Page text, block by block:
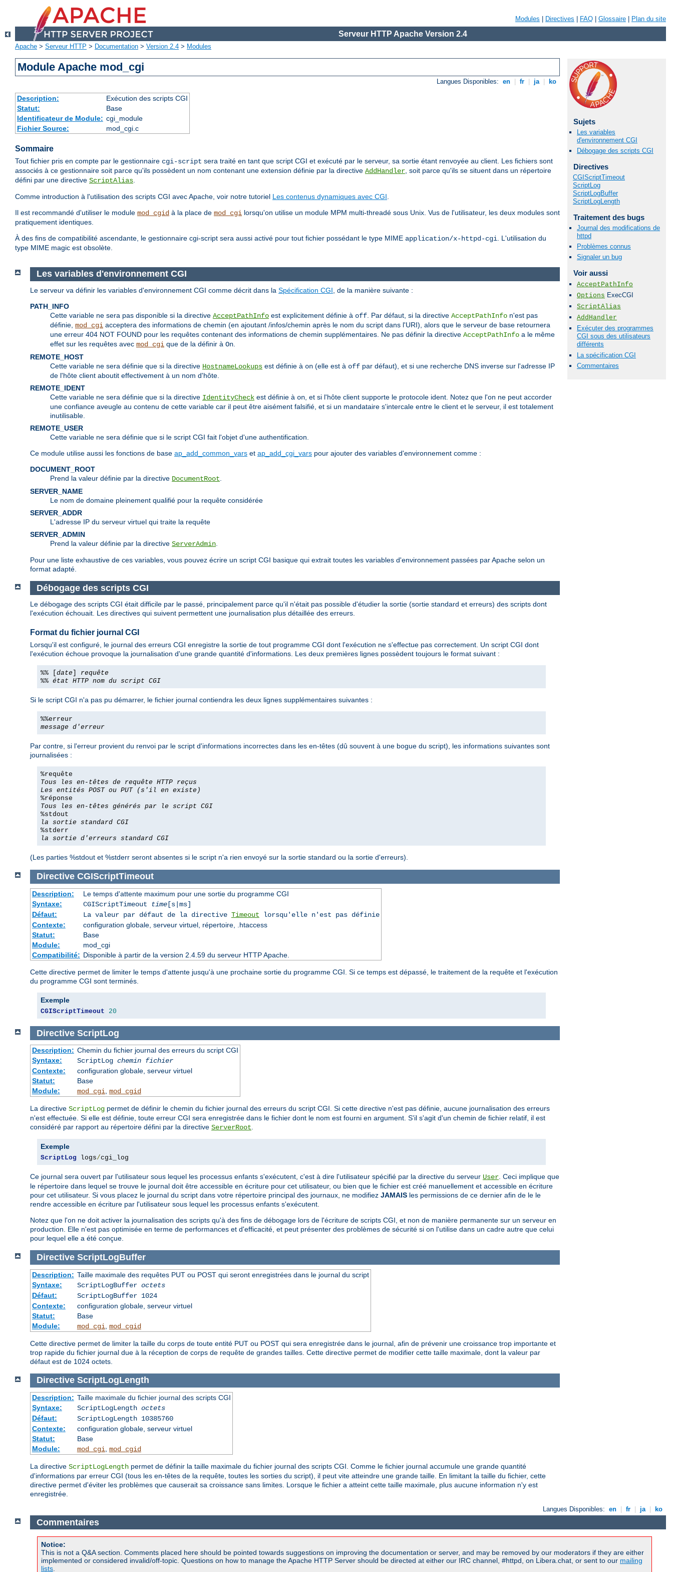
Modules Directives FAQ Glossaire Plan du site
Serveur HTTP Apache Version 2.4
Apache > Serveur HTTP > Documentation > Version 2.4 > Modules
Module Apache mod_cgi
Langues Disponibles: en fr ja ko
Description:
Exécution des scripts CGI
Statut:
Base
Identificateur de Module: cgi_module
Fichier Source:
mod_cgi.c
Sommaire
Tout fichier pris en compte par le gestionnaire cgi-script sera traité en tant que script CGI et exécuté par le serveur, sa sortie étant renvoyée au client. Les fichiers sont
associés à ce gestionnaire soit parce qu'ils possèdent un nom contenant une extension définie par la directive AddHandler, soit parce qu'ils se situent dans un répertoire
défini par une directive ScriptAlias.
Comme introduction à l'utilisation des scripts CGI avec Apache, voir notre tutoriel Les contenus dynamiques avec CGI.
Il est recommandé d'utiliser le module mod_cgid à la place de mod_cgi lorsqu'on utilise un module MPM multi-threadé sous Unix. Vus de l'utilisateur, les deux modules sont
pratiquement identiques.
À des fins de compatibilité ascendante, le gestionnaire cgi-script sera aussi activé pour tout fichier possédant le type MIME application/x-httpd-cgi. L'utilisation du
type MIME magic est obsolète.
Sujets
Les variables
d'environnement CGI
Débogage des scripts CGI
Directives
CGIScriptTimeout
ScriptLog
ScriptLogBuffer
ScriptLogLength
Traitement des bugs
Journal des modifications de
httpd
Problèmes connus
Signaler un bug
Voir aussi
AcceptPathInfo
Options ExecCGI
ScriptAlias
AddHandler
Exécuter des programmes
CGI sous des utilisateurs
différents
La spécification CGI
Commentaires
Les variables d'environnement CGI
Le serveur va définir les variables d'environnement CGI comme décrit dans la Spécification CGI , de la manière suivante :
PATH_INFO
Cette variable ne sera pas disponible si la directive AcceptPathInfo est explicitement définie à off . Par défaut, si la directive AcceptPathInfo n'est pas
définie, mod_cgi acceptera des informations de chemin (en ajoutant /infos/chemin après le nom du script dans l'URI), alors que le serveur de base retournera
une erreur 404 NOT FOUND pour les requêtes contenant des informations de chemin supplémentaires. Ne pas définir la directive AcceptPathInfo a le même
effet sur les requêtes avec mod_cgi que de la définir à On
REMOTE_HOST
Cette variable ne sera définie que si la directive HostnameLookups est définie à on (elle est à off par défaut), et si une recherche DNS inverse sur l'adresse IP
de l'hôte client aboutit effectivement à un nom d'hôte.
REMOTE_IDENT
Cette variable ne sera définie que si la directive IdentityCheck est définie à on , et si l'hôte client supporte le protocole ident. Notez que l'on ne peut accorder
une confiance aveugle au contenu de cette variable car il peut être aisément falsifié, et si un mandataire s'intercale entre le client et le serveur, il est totalement
inutilisable.
REMOTE_USER
Cette variable ne sera définie que si le script CGI fait l'objet d'une authentification.
Ce module utilise aussi les fonctions de base ap_add_common_vars et ap_add_cgi_vars pour ajouter des variables d'environnement comme :
DOCUMENT_ROOT
Prend la valeur définie par la directive DocumentRoot
SERVER_NAME
Le nom de domaine pleinement qualifié pour la requête considérée
SERVER_ADDR
L'adresse IP du serveur virtuel qui traite la requête
SERVER_ADMIN
Prend la valeur définie par la directive ServerAdmin
Pour une liste exhaustive de ces variables, vous pouvez écrire un script CGI basique qui extrait toutes les variables d'environnement passées par Apache selon un
format adapté.
Débogage des scripts CGI
Le débogage des scripts CGI était difficile par le passé, principalement parce qu'il n'était pas possible d'étudier la sortie (sortie standard et erreurs) des scripts dont
l'exécution échouait. Les directives qui suivent permettent une journalisation plus détaillée des erreurs.
Format du fichier journal CGI
Lorsqu'il est configuré, le journal des erreurs CGI enregistre la sortie de tout programme CGI dont l'exécution ne s'effectue pas correctement. Un script CGI dont
l'exécution échoue provoque la journalisation d'une grande quantité d'informations. Les deux premières lignes possèdent toujours le format suivant :
%% [ date
requête
%% état HTTP nom du script CGI
Si le script CGI n'a pas pu démarrer, le fichier journal contiendra les deux lignes supplémentaires suivantes :
%%erreur
message d'erreur
Par contre, si l'erreur provient du renvoi par le script d'informations incorrectes dans les en-têtes (dû souvent à une bogue du script), les informations suivantes sont
journalisées :
%requête
Tous les en-têtes de requête HTTP reçus
Les entités POST ou PUT (s'il en existe)
%réponse
Tous les en-têtes générés par le script CGI
%stdout
la sortie standard CGI
%stderr
la sortie d'erreurs standard CGI
(Les parties %stdout et %stderr seront absentes si le script n'a rien envoyé sur la sortie standard ou la sortie d'erreurs).
Directive CGIScriptTimeout
Description:
Le temps d'attente maximum pour une sortie du programme CGI
Syntaxe:
CGIScriptTimeout time[s|ms]
Défaut:
La valeur par défaut de la directive Timeout lorsqu'elle n'est pas définie
Contexte:
configuration globale, serveur virtuel, répertoire, .htaccess
Statut:
Base
Module:
mod_cgi
Compatibilité: Disponible à partir de la version 2.4.59 du serveur HTTP Apache.
Cette directive permet de limiter le temps d'attente jusqu'à une prochaine sortie du programme CGI. Si ce temps est dépassé, le traitement de la requête et l'exécution
du programme CGI sont terminés.
Exemple
CGIScriptTimeout 20
Directive ScriptLog
Description: Chemin du fichier journal des erreurs du script CGI
Syntaxe:
ScriptLog chemin fichier
Contexte:
configuration globale, serveur virtuel
Statut:
Base
Module:
mod_cgi, mod_cgid
La directive ScriptLog permet de définir le chemin du fichier journal des erreurs du script CGI. Si cette directive n'est pas définie, aucune journalisation des erreurs
n'est effectuée. Si elle est définie, toute erreur CGI sera enregistrée dans le fichier dont le nom est fourni en argument. S'il s'agit d'un chemin de fichier relatif, il est
considéré par rapport au répertoire défini par la directive ServerRoot.
Exemple
ScriptLog logs/cgi_log
Ce journal sera ouvert par l'utilisateur sous lequel les processus enfants s'exécutent, c'est à dire l'utilisateur spécifié par la directive du serveur User. Ceci implique que
le répertoire dans lequel se trouve le journal doit être accessible en écriture pour cet utilisateur, ou bien que le fichier est créé manuellement et accessible en écriture
pour cet utilisateur. Si vous placez le journal du script dans votre répertoire principal des journaux, ne modifiez JAMAIS les permissions de ce dernier afin de le le
rendre accessible en écriture par l'utilisateur sous lequel les processus enfants s'exécutent.
Notez que l'on ne doit activer la journalisation des scripts qu'à des fins de débogage lors de l'écriture de scripts CGI, et non de manière permanente sur un serveur en
production. Elle n'est pas optimisée en terme de performances et d'efficacité, et peut présenter des problèmes de sécurité si on l'utilise dans un cadre autre que celui
pour lequel elle a été conçue.
Directive ScriptLogBuffer
Description: Taille maximale des requêtes PUT ou POST qui seront enregistrées dans le journal du script
Syntaxe:
ScriptLogBuffer octets
Défaut:
ScriptLogBuffer 1024
Contexte:
configuration globale, serveur virtuel
Statut:
Base
Module:
mod_cgi mod_cgid
Cette directive permet de limiter la taille du corps de toute entité PUT ou POST qui sera enregistrée dans le journal, afin de prévenir une croissance trop importante et
trop rapide du fichier journal due à la réception de corps de requête de grandes tailles. Cette directive permet de modifier cette taille maximale, dont la valeur par
défaut est de 1024 octets.
Directive ScriptLogLength
Description: Taille maximale du fichier journal des scripts CGI
Syntaxe:
ScriptLogLength octets
Défaut:
ScriptLogLength 10385760
Contexte:
configuration globale, serveur virtuel
Statut:
Base
Module:
mod_cgi mod_cgid
La directive ScriptLogLength permet de définir la taille maximale du fichier journal des scripts CGI. Comme le fichier journal accumule une grande quantité
d'informations par erreur CGI (tous les en-têtes de la requête, toutes les sorties du script), il peut vite atteindre une grande taille. En limitant la taille du fichier, cette
directive permet d'éviter les problèmes que causerait sa croissance sans limites. Lorsque le fichier a atteint cette taille maximale, plus aucune information n'y est
enregistrée.
Langues Disponibles: en fr ja ko
Commentaires
Notice:
This is not a Q&A section. Comments placed here should be pointed towards suggestions on improving the documentation or server, and may be removed by our moderators if they are either
implemented or considered invalid/off-topic. Questions on how to manage the Apache HTTP Server should be directed at either our IRC channel, #httpd, on Libera.chat, or sent to our mailing
lists